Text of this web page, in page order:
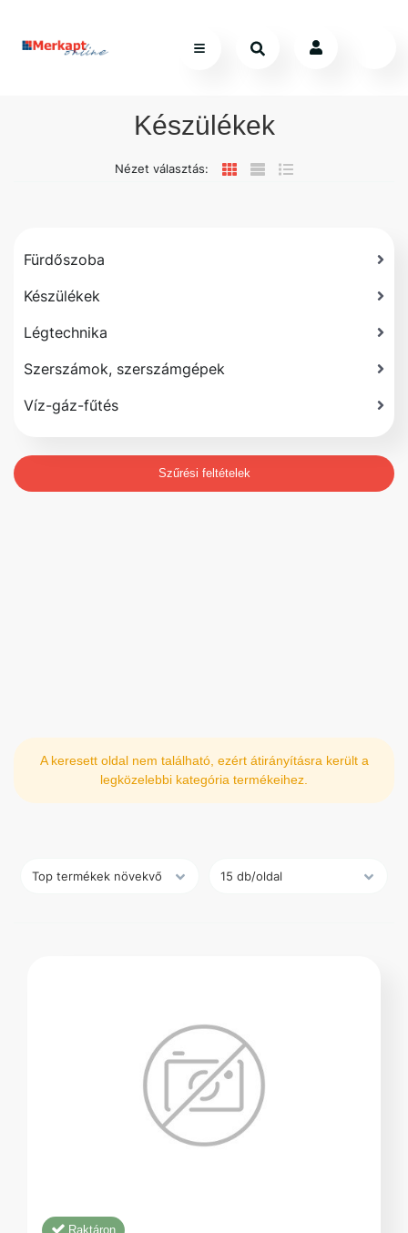
Készülékek
Nézet választás:
Fürdőszoba
Készülékek
Légtechnika
Szerszámok, szerszámgépek
Víz-gáz-fűtés
Szűrési feltételek
A keresett oldal nem található, ezért átirányításra került a
legközelebbi kategória termékeihez.
Raktáron